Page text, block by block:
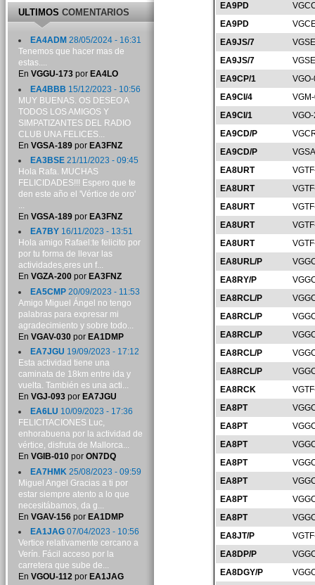
EA9PD
EA9PD
EA9JS/7
EA9JS/7
EA9CP/1
EA9CI/4
EA9CI/1
EA9CD/P
EA9CD/P
EA8URT
EA8URT
EA8URT
EA8URT
EA8URT
EA8URL/P
EA8RY/P
EA8RCL/P
EA8RCL/P
EA8RCL/P
EA8RCL/P
EA8RCL/P
EA8RCK
EA8PT
EA8PT
EA8PT
EA8PT
EA8PT
EA8PT
EA8PT
EA8JT/P
EA8DP/P
EA8DGY/P
ULTIMOSCOMENTARIOS
EA4ADM 28/05/2024 - 16:31
Tenemos que hacer mas de
estas....
En VGGU-173por EA4LO
EA4BBB 15/12/2023 - 10:56
MUY BUENAS. OS DESEO A
TODOS LOS AMIGOS Y
SIMPATIZANTES DEL RADIO
CLUB UNA FELICES...
En VGSA-189por EA3FNZ
EA3BSE21/11/2023 - 09:45
Hola Rafa. MUCHAS
FELICIDADES!!! Espero que te
den este año el 'Vértice de oro'
...
En VGSA-189por EA3FNZ
EA7BY16/11/2023 - 13:51
Hola amigo Rafael:te felicito por
por tu forma de llevar las
actividades,eres un f...
En VGZA-200por EA3FNZ
EA5CMP20/09/2023 - 11:53
Amigo Miguel Ángel no tengo
palabras para expresar mi
agradecimiento y sobre todo...
En VGAV-030por EA1DMP
EA7JGU 19/09/2023 - 17:12
Esta actividad tiene una
caminata de 18km entre ida y
vuelta. También es una acti...
En VGJ-093por EA7JGU
EA6LU 10/09/2023 - 17:36
FELICITACIONES Luc,
enhorabuena por la actividad de
vértice, disfruta de Mallorca...
En VGIB-010por ON7DQ
EA7HMK 25/08/2023 - 09:59
Miguel Angel Gracias a ti por
estar siempre atento a lo que
necesitábamos, da g...
En VGAV-156por EA1DMP
EA1JAG07/04/2023 - 10:56
Vertice relativamente cercano a
Verín. Fácil acceso por la
carretera que sube de...
En VGOU-112por EA1JAG